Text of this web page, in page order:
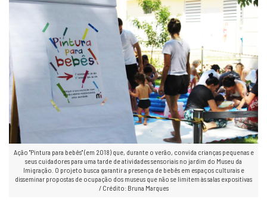
Ação "Pintura para bebês" (em 2018) que, durante o verão, convida crianças pequenas e
seus cuidadores para uma tarde de atividades sensoriais no jardim do Museu da
Imigração. O projeto busca garantir a presença de bebês em espaços culturais e
disseminar propostas de ocupação dos museus que não se limitem às salas expositivas
/ Crédito: Bruna Marques